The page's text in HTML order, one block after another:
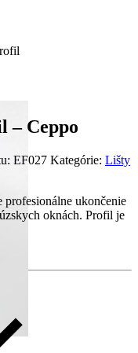
– Ceppo
EF027 Kategórie: Lišty
ukončenie
oknách. Profil je